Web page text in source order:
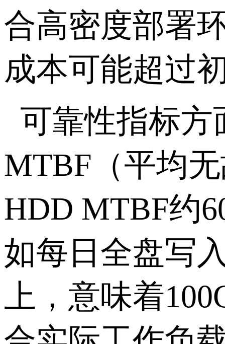
合高密度部署
成本可能超过
可靠性指标方
MTBF （平均
HDD MTBF约
如每日全盘写
上，意味着